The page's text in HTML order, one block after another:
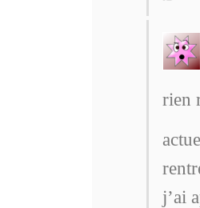
rien
j’ai